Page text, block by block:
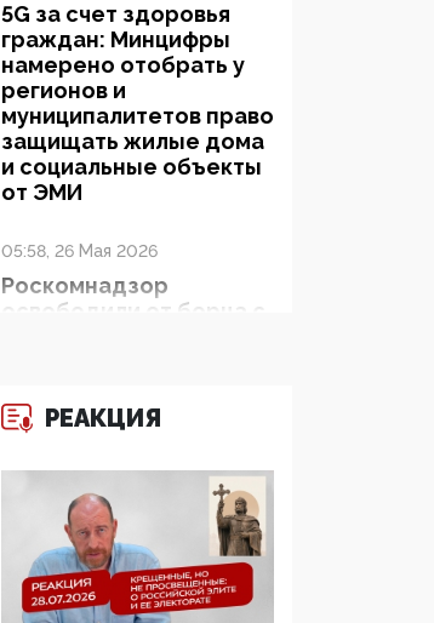
5G за счет здоровья
граждан: Минцифры
намерено отобрать у
регионов и
муниципалитетов право
защищать жилые дома
и социальные объекты
от ЭМИ
05:58, 26 Мая 2026
Роскомнадзор
освободили от борца с
07:39, 25 Мая 2026
семьи и традиционных
ценностей: «Новые
люди» поднимают
электорат феминисток
на битву с
мужчинами-«бабуинам
РЕАКЦИЯ